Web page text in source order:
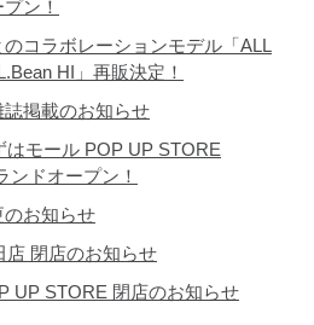
ン！
のコラボレーションモデル「ALL
HI」再販決定！
誌掲載のお知らせ
はモール POP UP STORE
ンドオープン！
お知らせ
店 閉店のお知らせ
UP STORE 閉店のお知らせ